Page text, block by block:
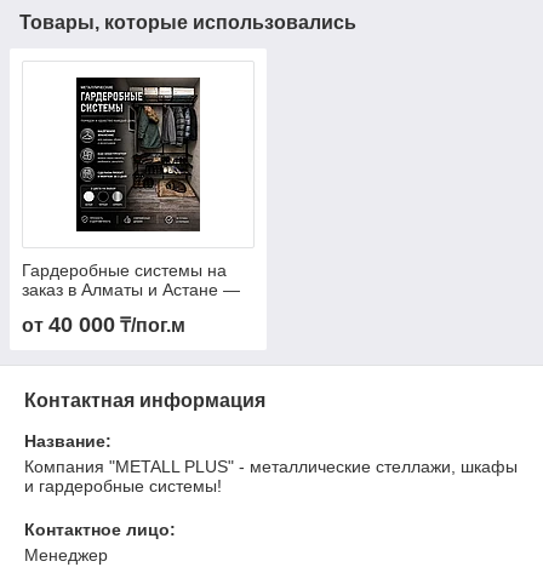
Товары, которые использовались
Гардеробные системы на
заказ в Алматы и Астане —
от 40 000 ₸/пог.м
Контактная информация
Название:
Компания "METALL PLUS" - металлические стеллажи, шкафы
и гардеробные системы!
Контактное лицо:
Менеджер